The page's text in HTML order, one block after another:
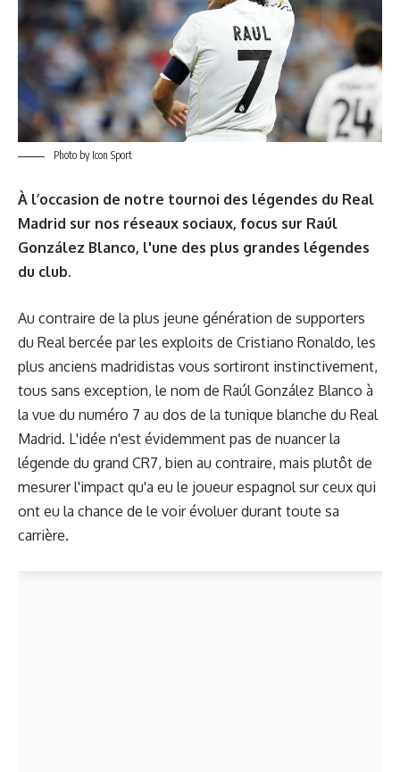
Photo by Icon Sport
À l’occasion de notre tournoi des légendes du Real
Madrid sur nos réseaux sociaux, focus sur Raúl
González Blanco, l'une des plus grandes légendes
du club.
Au contraire de la plus jeune génération de supporters
du Real bercée par les exploits de Cristiano Ronaldo, les
plus anciens madridistas vous sortiront instinctivement,
tous sans exception, le nom de Raúl González Blanco à
la vue du numéro 7 au dos de la tunique blanche du Real
Madrid. L'idée n'est évidemment pas de nuancer la
légende du grand CR7, bien au contraire, mais plutôt de
mesurer l'impact qu'a eu le joueur espagnol sur ceux qui
ont eu la chance de le voir évoluer durant toute sa
carrière.